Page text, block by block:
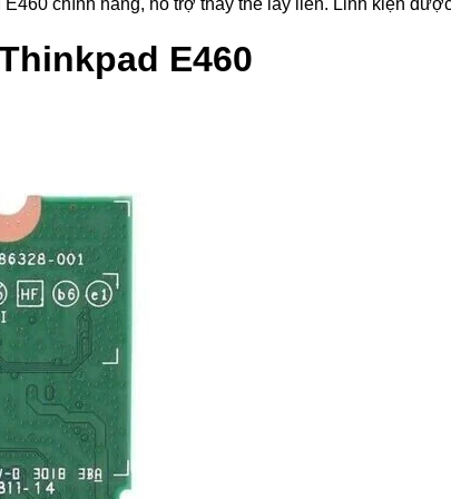
chính hãng, hỗ trợ thay thế lấy liền. Linh kiện
E460